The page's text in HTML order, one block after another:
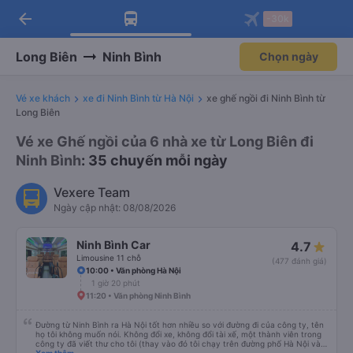
Tải app Vexere ngay!
Nhận ưu đãi thành viên độc
Mở app
Tải app Vexere
-30k/ghế khi đặt vé máy bay qua
Mở app
arrow_back
Long Biên Ninh Bình Chọn ngày
Vé xe khách xe đi Ninh Bình từ Hà Nội
xe ghế ngồi đi Ninh Bình từ
Long Biên
Vé xe Ghế ngồi của 6 nhà xe từ Long Biên đi
Ninh Bình: 35 chuyến mỗi ngày
Vexere Team
Ngày cập nhật: 08/08/2026
Ninh Bình Car
Limousine 11 chỗ
4.7
(477 đánh giá)
10:00 • Văn phòng Hà Nội
1 giờ 20 phút
11:20 • Văn phòng Ninh Bình
Đường từ Ninh Bình ra Hà Nội tốt hơn nhiều so với đường đi của công ty, tên
họ tôi không muốn nói. Không đổi xe, không đổi tài xế, một thành viên trong
công ty đã viết thư cho tôi (thay vào đó tôi chạy trên đường phố Hà Nội và